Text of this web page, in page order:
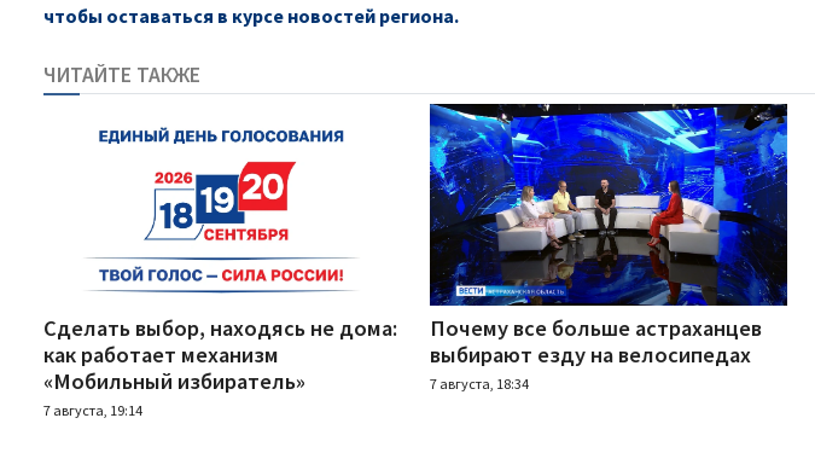
чтобы оставаться в курсе новостей региона.
ЧИТАЙТЕ ТАКЖЕ
Сделать выбор, находясь не дома:
как работает механизм
«Мобильный избиратель»
7 августа, 19:14
Почему все больше астраханцев
выбирают езду на велосипедах
7 августа, 18:34